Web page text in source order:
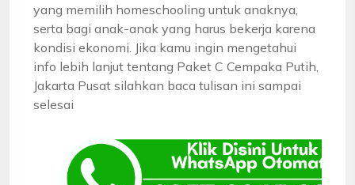
yang memilih homeschooling untuk anaknya,
serta bagi anak-anak yang harus bekerja karena
kondisi ekonomi. Jika kamu ingin mengetahui
info lebih lanjut tentang Paket C Cempaka Putih,
Jakarta Pusat silahkan baca tulisan ini sampai
selesai